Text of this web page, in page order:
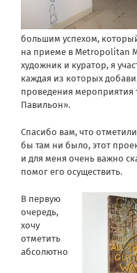
большим успехом,
на приеме в Metropolitan
художник и куратор, я
каждая из которых
проведения мероприятия
Павильон».
Спасибо вам, что
бы там ни было, этот
и для меня очень важно
помог его осуществить.
В первую
очередь,
хочу
отметить
абсолютно